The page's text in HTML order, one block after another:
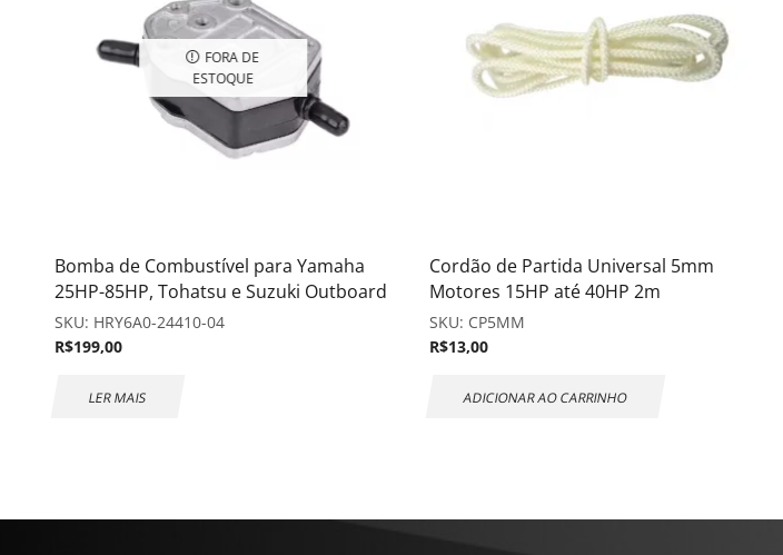
FORA DE
ESTOQUE
Bomba de Combustível para Yamaha
25HP-85HP, Tohatsu e Suzuki Outboard
SKU: HRY6A0-24410-04
R$199,00
LER MAIS
Cordão de Partida Universal 5mm
Motores 15HP até 40HP 2m
SKU: CP5MM
R$13,00
ADICIONAR AO CARRINHO